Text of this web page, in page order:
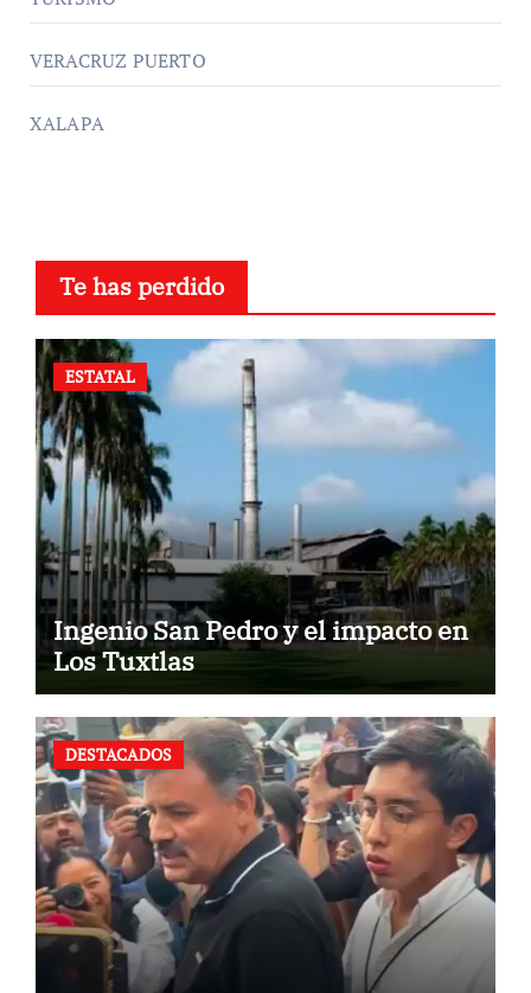
VERACRUZ PUERTO
XALAPA
Te has perdido
ESTATAL
Ingenio San Pedro y el impacto en
Los Tuxtlas
DESTACADOS